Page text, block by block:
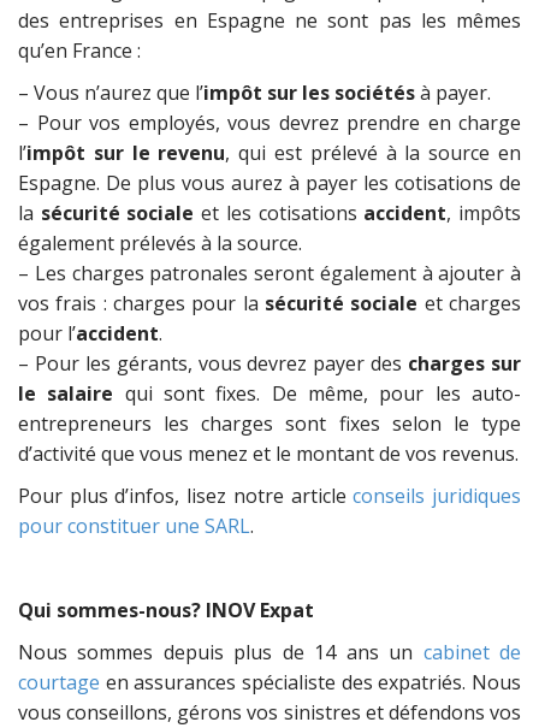
des entreprises en Espagne ne sont pas les mêmes
qu’en France :
– Vous n’aurez que l’impôt sur les sociétésà payer.
– Pour vos employés, vous devrez prendre en charge
l’impôt sur le revenu, qui est prélevé à la source en
Espagne. De plus vous aurez à payer les cotisations de
la sécurité sociale et les cotisations accident, impôts
également prélevés à la source.
– Les charges patronales seront également à ajouter à
vos frais : charges pour la sécurité sociale et charges
pour l’accident.
– Pour les gérants, vous devrez payer des charges sur
le salaire qui sont fixes. De même, pour les auto-
entrepreneurs les charges sont fixes selon le type
d’activité que vous menez et le montant de vos revenus.
Pour plus d’infos, lisez notre articleconseils juridiques
pour constituer une SARL.
Qui sommes-nous? INOV Expat
Nous sommes depuis plus de 14 ans un cabinet de
courtage en assurances spécialiste des expatriés. Nous
vous conseillons, gérons vos sinistres et défendons vos